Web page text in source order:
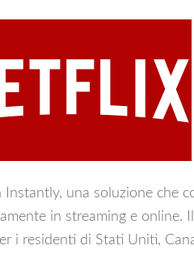
una soluzione che
in streaming e online.
i residenti di Stati Uniti,